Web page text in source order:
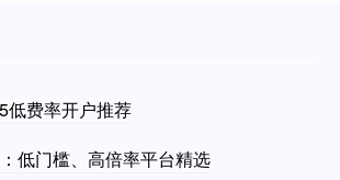
低费率开户推荐
低门槛、高倍率平台精选